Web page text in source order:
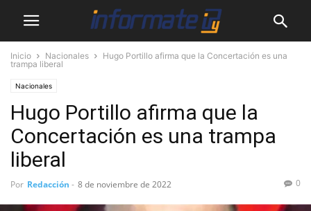
Inicio Nacionales
Hugo Portillo afirma que la Concertación es una
trampa liberal
Nacionales
Hugo Portillo afirma que la
Concertación es una trampa
liberal
Por Redacción - 8 de noviembre de 2022 0